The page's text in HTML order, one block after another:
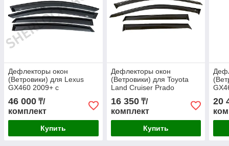
Дефлекторы окон
(Ветровики) для Lexus
GX460 2009+ с
креплением OEM
46 000 ₸/
комплект
Купить
Дефлекторы окон
(Ветровики) для Toyota
Land Cruiser Prado
150/Lexus GX 460
16 350₸/
комплект
Купить
20